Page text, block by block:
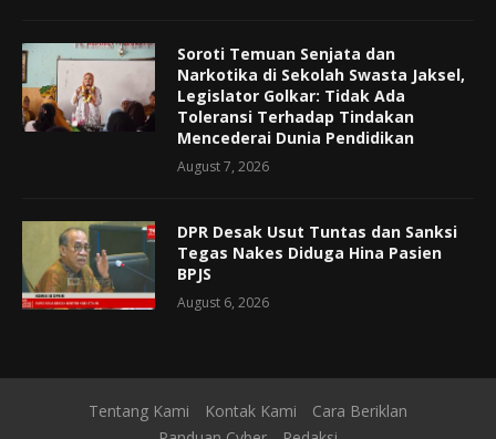
Soroti Temuan Senjata dan
Narkotika di Sekolah Swasta Jaksel,
Legislator Golkar: Tidak Ada
Toleransi Terhadap Tindakan
Mencederai Dunia Pendidikan
August 7, 2026
DPR Desak Usut Tuntas dan Sanksi
Tegas Nakes Diduga Hina Pasien
BPJS
August 6, 2026
Tentang Kami Kontak Kami
Cara Beriklan